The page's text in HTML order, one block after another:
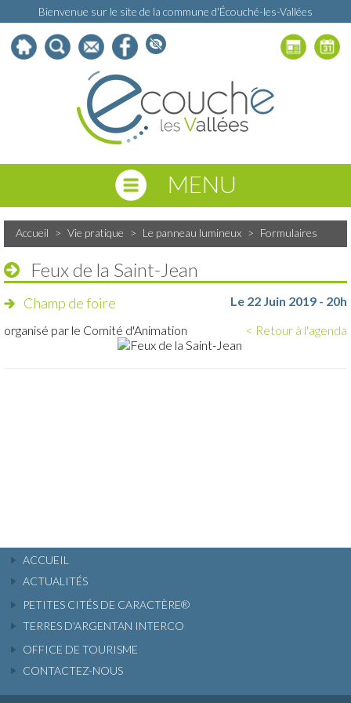
Bienvenue sur le site de la commune d'Écouché-les-Vallées
MENU
Accueil > Vie pratique > Le panneau lumineux > Formulaires
Feux de la Saint-Jean
Champ de foire
Le 22 Juin 2019 - 20h
< Retour à l'agenda
organisé par le Comité d'Animation
ACCUEIL
ACTUALITÉS
PETITES CITÉS DE CARACTÈRE®
TERRES D'ARGENTAN INTERCO
OFFICE DE TOURISME
CONTACTEZ-NOUS